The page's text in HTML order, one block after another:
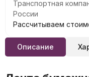
Транспортная
России
Рассчитываем
Описание